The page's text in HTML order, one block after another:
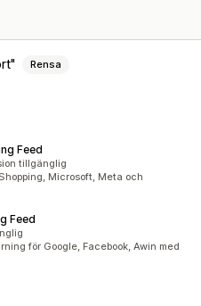
Rensa
Feed
tillgänglig
Microsoft, Meta och
Feed
för Google, Facebook, Awin med